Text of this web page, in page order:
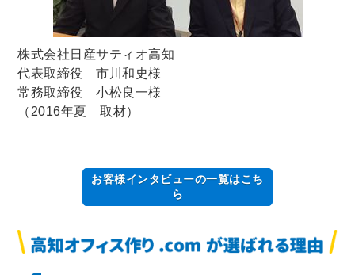
株式会社日産サティオ高知
代表取締役 市川和史様
常務取締役 小松良一様
（2016年夏 取材）
お客様インタビューの一覧はこち
ら